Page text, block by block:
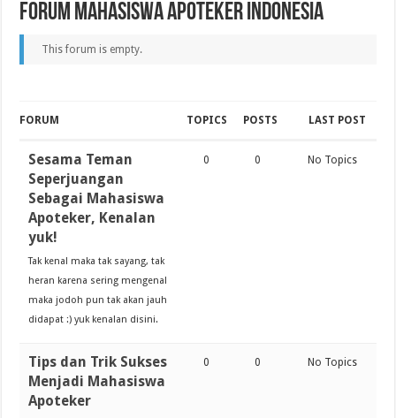
Forum Mahasiswa Apoteker Indonesia
This forum is empty.
FORUM TOPICS POSTS LAST POST
Sesama Teman
Seperjuangan
Sebagai Mahasiswa
Apoteker, Kenalan
yuk!
Tak kenal maka tak sayang, tak
heran karena sering mengenal
maka jodoh pun tak akan jauh
didapat :) yuk kenalan disini.
0 0 No Topics
Tips dan Trik Sukses
Menjadi Mahasiswa
Apoteker
0 0 No Topics